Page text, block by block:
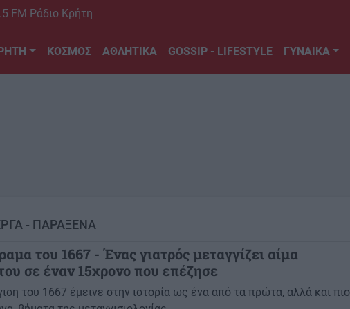
FM Ράδιο Κρήτη
ΚΟΣΜΟΣ ΑΘΛΗΤΙΚΑ GOSSIP - LIFESTYLE ΓΥΝΑΙΚΑ
- ΠΑΡΑΞΕΝΑ
του 1667 - Ένας γιατρός μεταγγίζει αίμα
σε έναν 15χρονο που επέζησε
του 1667 έμεινε στην ιστορία ως ένα από τα πρώτα, αλλά και πιο